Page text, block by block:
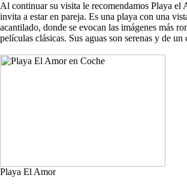
Al continuar su visita le recomendamos Playa el
invita a estar en pareja. Es una playa con una
acantilado, donde se evocan las imágenes más
películas clásicas. Sus aguas son serenas y de
Playa El Amor